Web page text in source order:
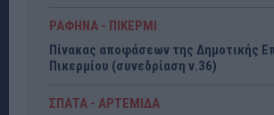
ΡΑΦΗΝΑ - ΠΙΚΕΡΜΙ
Πίνακας αποφάσεων της Δημοτικής
Πικερμίου (συνεδρίαση ν.36)
ΣΠΑΤΑ - ΑΡΤΕΜΙΔΑ